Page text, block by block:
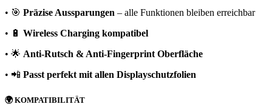
• 🎯 Präzise Aussparungen – alle Funktionen bleiben erreichbar
• 🔋 Wireless Charging kompatibel
• 🌟 Anti-Rutsch & Anti-Fingerprint Oberfläche
• 📲 Passt perfekt mit allen Displayschutzfolien
🌍KOMPATIBILITÄT